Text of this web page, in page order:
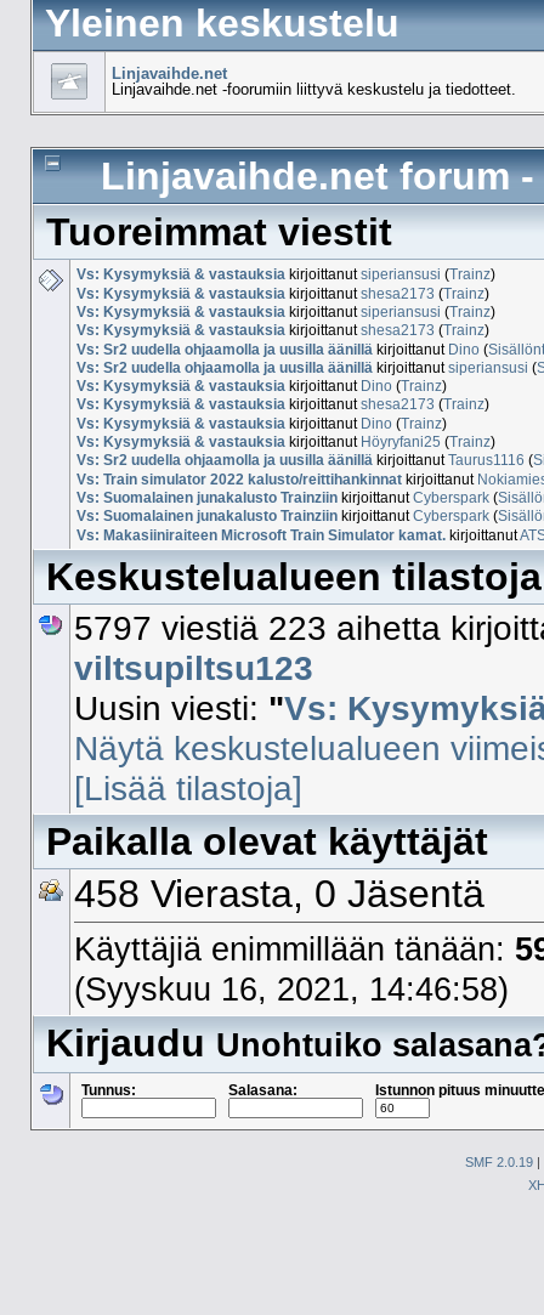
Yleinen keskustelu
Linjavaihde.net
Linjavaihde.net -foorumiin liittyvä keskustelu ja tiedotteet.
Linjavaihde.net forum
Tuoreimmat viestit
Vs: Kysymyksiä & vastauksia kirjoittanutsiperiansusi (Trainz)
Vs: Kysymyksiä & vastauksia kirjoittanutshesa2173 (Trainz)
Vs: Kysymyksiä & vastauksia kirjoittanutsiperiansusi (Trainz)
Vs: Kysymyksiä & vastauksia kirjoittanutshesa2173 (Trainz)
Vs: Sr2 uudella ohjaamolla ja uusilla äänillä kirjoittanut Dino(
Vs: Sr2 uudella ohjaamolla ja uusilla äänillä kirjoittanutsiperiansusi (
Vs: Kysymyksiä & vastauksia kirjoittanut Dino(Trainz)
Vs: Kysymyksiä & vastauksia kirjoittanutshesa2173 (Trainz)
Vs: Kysymyksiä & vastauksia kirjoittanut Dino(Trainz)
Vs: Kysymyksiä & vastauksia kirjoittanut Höyryfani25 (Trainz)
Vs: Sr2 uudella ohjaamolla ja uusilla äänillä kirjoittanutTaurus1116 (
Vs: Train simulator 2022 kalusto/reittihankinnatkirjoittanut
Vs: Suomalainen junakalusto TrainziinkirjoittanutCyberspark(
Vs: Suomalainen junakalusto TrainziinkirjoittanutCyberspark(
Vs: Makasiiniraiteen Microsoft Train Simulator kamat. kirjoittanut
Keskustelualueen tilastoja
5797 viestiä 223 aihetta
viltsupiltsu123
Uusin viesti: "Vs:
Näytä keskustelualueen
[Lisää tilastoja]
Paikalla olevat käyttäjät
458 Vierasta, 0 Jäsentä
Käyttäjiä enimmillään tänään:
(Syyskuu 16, 2021, 14:46:58)
KirjauduUnohtuiko
Tunnus: Salasana: Istunnon pituus
SMF 2.0.19 |